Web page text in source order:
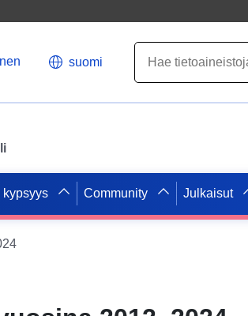
suomi
kypsyys Community Julkaisut